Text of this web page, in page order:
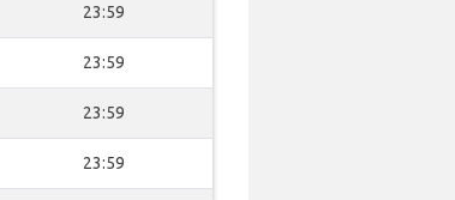
23:59
23:59
23:59
23:59